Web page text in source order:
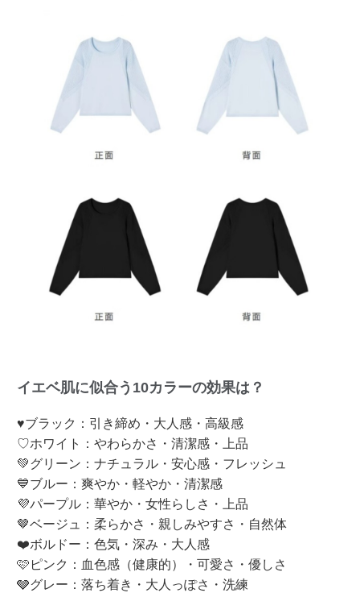
イエベ肌に似合う10カラーの効果は？
♥ブラック：引き締め・大人感・高級感
♡ホワイト：やわらかさ・清潔感・上品
💚グリーン：ナチュラル・安心感・フレッシュ
💙ブルー：爽やか・軽やか・清潔感
💜パープル：華やか・女性らしさ・上品
🤎ベージュ：柔らかさ・親しみやすさ・自然体
❤️ボルドー：色気・深み・大人感
🩷ピンク：血色感（健康的）・可愛さ・優しさ
🩶グレー：落ち着き・大人っぽさ・洗練